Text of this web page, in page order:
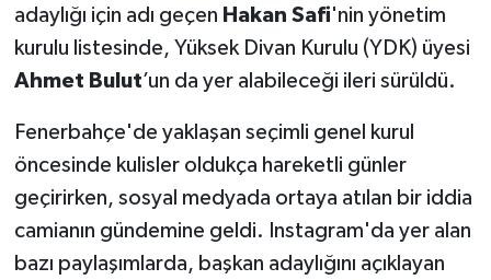
adaylığı için adı geçen Hakan Safi'nin yönetim
kurulu listesinde, Yüksek Divan Kurulu (YDK) üyesi
Ahmet Bulut’un da yer alabileceği ileri sürüldü.
Fenerbahçe'de yaklaşan seçimli genel kurul
öncesinde kulisler oldukça hareketli günler
geçirirken, sosyal medyada ortaya atılan bir iddia
camianın gündemine geldi. Instagram'da yer alan
bazı paylaşımlarda, başkan adaylığını açıklayan